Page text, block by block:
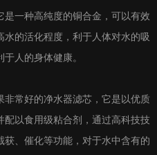
一种高纯度的铜合金，可以有效
的活化程度，利于人体对水的吸
人的身体健康。
非常好的净水器滤芯，它是以优质
配以食用级粘合剂，通过高科技技
、催化等功能，对于水中含有的